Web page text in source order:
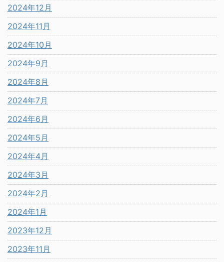
2024年12月
2024年11月
2024年10月
2024年9月
2024年8月
2024年7月
2024年6月
2024年5月
2024年4月
2024年3月
2024年2月
2024年1月
2023年12月
2023年11月